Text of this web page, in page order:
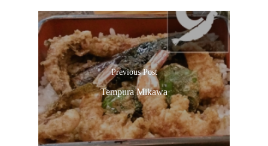
Previous Post
Tempura Mikawa